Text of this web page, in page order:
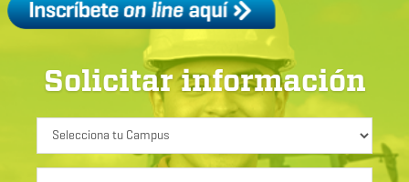
Solicitar información